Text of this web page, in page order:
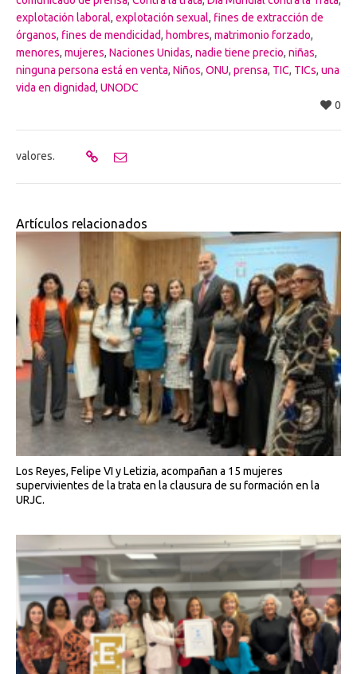
explotación laboral, explotación sexual, fines de extracción de
órganos, fines de mendicidad, hombres, matrimonio forzado,
menores, mujeres, Naciones Unidas, nadie tiene precio, niñas,
ninguna persona está en venta, Niños, ONU, prensa, TIC, TICs, una
vida en dignidad, UNODC
0
valores.
Artículos relacionados
Los Reyes, Felipe VI y Letizia, acompañan a 15 mujeres
supervivientes de la trata en la clausura de su formación en la
URJC.